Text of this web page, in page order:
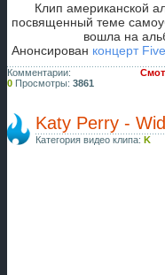
Клип американской
посвященный теме
вошла на
Анонсирован концерт
Комментарии:
0 Просмотры: 3861
Katy Perry -
Категория видео клипа: K